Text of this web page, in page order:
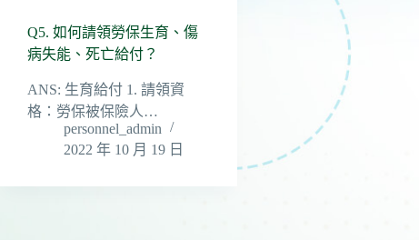
Q5. 如何請領勞保生育、傷
病失能、死亡給付？
ANS: 生育給付 1. 請領資
格：勞保被保險人…
personnel_admin
2022 年 10 月 19 日